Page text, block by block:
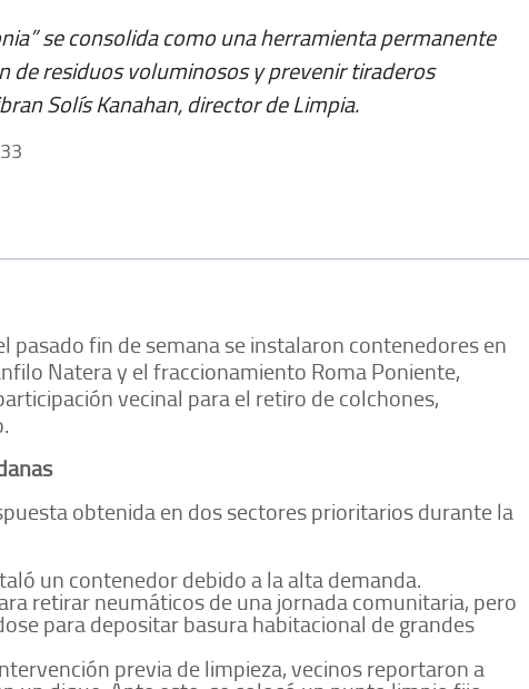
se consolida como una herramienta permanente
de residuos voluminosos y prevenir tiraderos
Solís Kanahan, director de Limpia.
fin de semana se instalaron contenedores en
Natera y el fraccionamiento Roma Poniente,
vecinal para el retiro de colchones,
obtenida en dos sectores prioritarios durante la
un contenedor debido a la alta demanda.
retirar neumáticos de una jornada comunitaria, pero
para depositar basura habitacional de grandes
previa de limpieza, vecinos reportaron a